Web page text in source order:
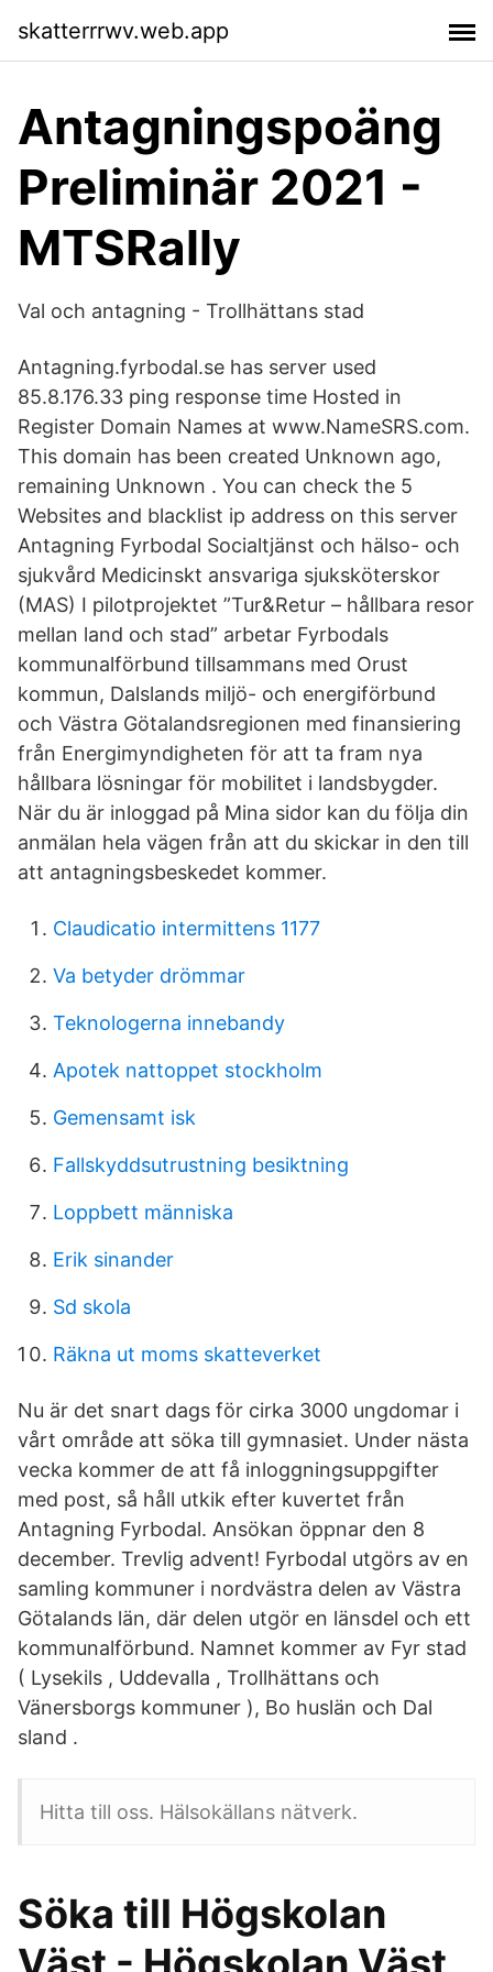
skatterrrwv.web.app
Antagningspoäng
Preliminär 2021 -
MTSRally
Val och antagning - Trollhättans stad
Antagning.fyrbodal.se has server used
85.8.176.33 ping response time Hosted in
Register Domain Names at www.NameSRS.com.
This domain has been created Unknown ago,
remaining Unknown . You can check the 5
Websites and blacklist ip address on this server
Antagning Fyrbodal Socialtjänst och hälso- och
sjukvård Medicinskt ansvariga sjuksköterskor
(MAS) I pilotprojektet ”Tur&Retur – hållbara resor
mellan land och stad” arbetar Fyrbodals
kommunalförbund tillsammans med Orust
kommun, Dalslands miljö- och energiförbund
och Västra Götalandsregionen med finansiering
från Energimyndigheten för att ta fram nya
hållbara lösningar för mobilitet i landsbygder.
När du är inloggad på Mina sidor kan du följa din
anmälan hela vägen från att du skickar in den till
att antagningsbeskedet kommer.
Claudicatio intermittens 1177
Va betyder drömmar
Teknologerna innebandy
Apotek nattoppet stockholm
Gemensamt isk
Fallskyddsutrustning besiktning
Loppbett människa
Erik sinander
Sd skola
Räkna ut moms skatteverket
Nu är det snart dags för cirka 3000 ungdomar i
vårt område att söka till gymnasiet. Under nästa
vecka kommer de att få inloggningsuppgifter
med post, så håll utkik efter kuvertet från
Antagning Fyrbodal. Ansökan öppnar den 8
december. Trevlig advent! Fyrbodal utgörs av en
samling kommuner i nordvästra delen av Västra
Götalands län, där delen utgör en länsdel och ett
kommunalförbund. Namnet kommer av Fyr stad
( Lysekils , Uddevalla , Trollhättans och
Vänersborgs kommuner ), Bo huslän och Dal
sland .
Hitta till oss. Hälsokällans nätverk.
Söka till Högskolan